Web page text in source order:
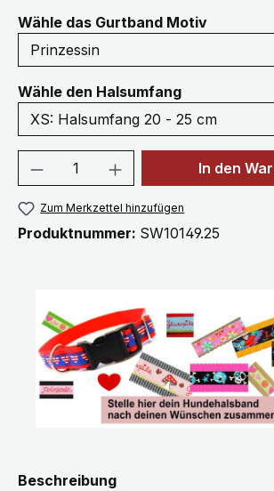
Wähle das Gurtband Motiv
Wähle den Halsumfangauswählen
Produkt Anzahl: Gib den
In den
Zum Merkzettel hinzufügen
Produktnummer: SW10149.25
Beschreibung